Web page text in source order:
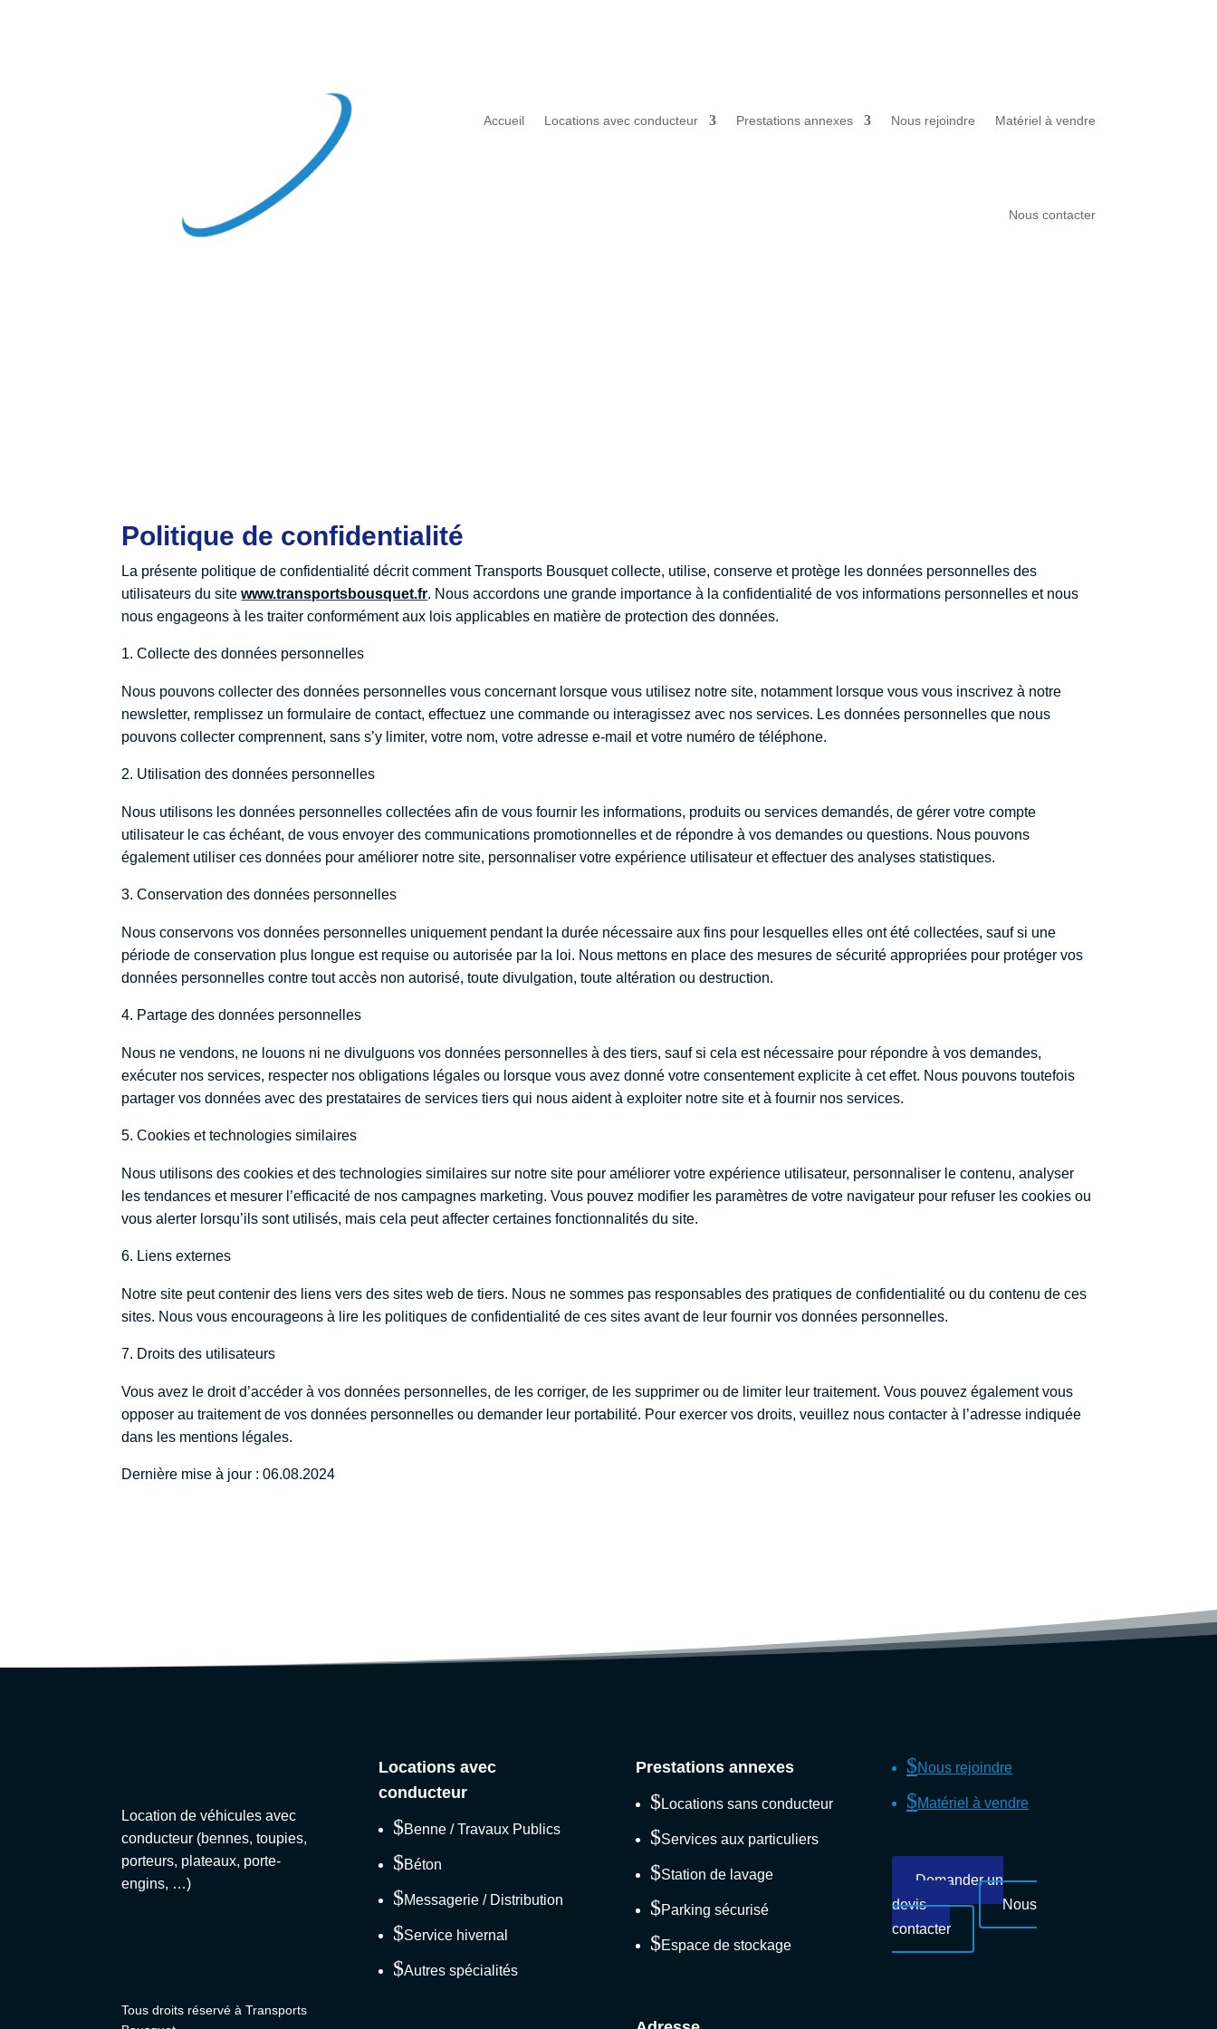
Accueil Locations avec conducteur Prestations annexes Nous rejoindre Matériel à vendre
Nous contacter
Politique de confidentialité
La présente politique de confidentialité décrit comment Transports Bousquet collecte, utilise, conserve et protège les données personnelles des
utilisateurs du sitewww.transportsbousquet.fr. Nous accordons une grande importance à la confidentialité de vos informations personnelles et nous
nous engageons à les traiter conformément aux lois applicables en matière de protection des données.
Collecte des données personnelles
Nous pouvons collecter des données personnelles vous concernant lorsque vous utilisez notre site, notamment lorsque vous vous inscrivez à notre
newsletter, remplissez un formulaire de contact, effectuez une commande ou interagissez avec nos services. Les données personnelles que nous
pouvons collecter comprennent, sans s’y limiter, votre nom, votre adresse e-mail et votre numéro de téléphone.
Utilisation des données personnelles
Nous utilisons les données personnelles collectées afin de vous fournir les informations, produits ou services demandés, de gérer votre compte
utilisateur le cas échéant, de vous envoyer des communications promotionnelles et de répondre à vos demandes ou questions. Nous pouvons
également utiliser ces données pour améliorer notre site, personnaliser votre expérience utilisateur et effectuer des analyses statistiques.
Conservation des données personnelles
Nous conservons vos données personnelles uniquement pendant la durée nécessaire aux fins pour lesquelles elles ont été collectées, sauf si une
période de conservation plus longue est requise ou autorisée par la loi. Nous mettons en place des mesures de sécurité appropriées pour protéger vos
données personnelles contre tout accès non autorisé, toute divulgation, toute altération ou destruction.
Partage des données personnelles
Nous ne vendons, ne louons ni ne divulguons vos données personnelles à des tiers, sauf si cela est nécessaire pour répondre à vos demandes,
exécuter nos services, respecter nos obligations légales ou lorsque vous avez donné votre consentement explicite à cet effet. Nous pouvons toutefois
partager vos données avec des prestataires de services tiers qui nous aident à exploiter notre site et à fournir nos services.
Cookies et technologies similaires
Nous utilisons des cookies et des technologies similaires sur notre site pour améliorer votre expérience utilisateur, personnaliser le contenu, analyser
les tendances et mesurer l’efficacité de nos campagnes marketing. Vous pouvez modifier les paramètres de votre navigateur pour refuser les cookies ou
vous alerter lorsqu’ils sont utilisés, mais cela peut affecter certaines fonctionnalités du site.
Liens externes
Notre site peut contenir des liens vers des sites web de tiers. Nous ne sommes pas responsables des pratiques de confidentialité ou du contenu de ces
sites. Nous vous encourageons à lire les politiques de confidentialité de ces sites avant de leur fournir vos données personnelles.
Droits des utilisateurs
Vous avez le droit d’accéder à vos données personnelles, de les corriger, de les supprimer ou de limiter leur traitement. Vous pouvez également vous
opposer au traitement de vos données personnelles ou demander leur portabilité. Pour exercer vos droits, veuillez nous contacter à l’adresse indiquée
dans les mentions légales.
Dernière mise à jour : 06.08.2024
Location de véhicules avec
conducteur (bennes, toupies,
porteurs, plateaux, porte-
engins, …)
Tous droits réservé à Transports
Locations avec
conducteur
$Benne / Travaux Publics
$Béton
$Messagerie / Distribution
$Service hivernal
$Autres spécialités
Prestations annexes
$Locations sans conducteur
$Services aux particuliers
$Station de lavage
$Parking sécurisé
$Espace de stockage
$Nous rejoindre
$Matériel à vendre
Demander un
devis
Nous
contacter